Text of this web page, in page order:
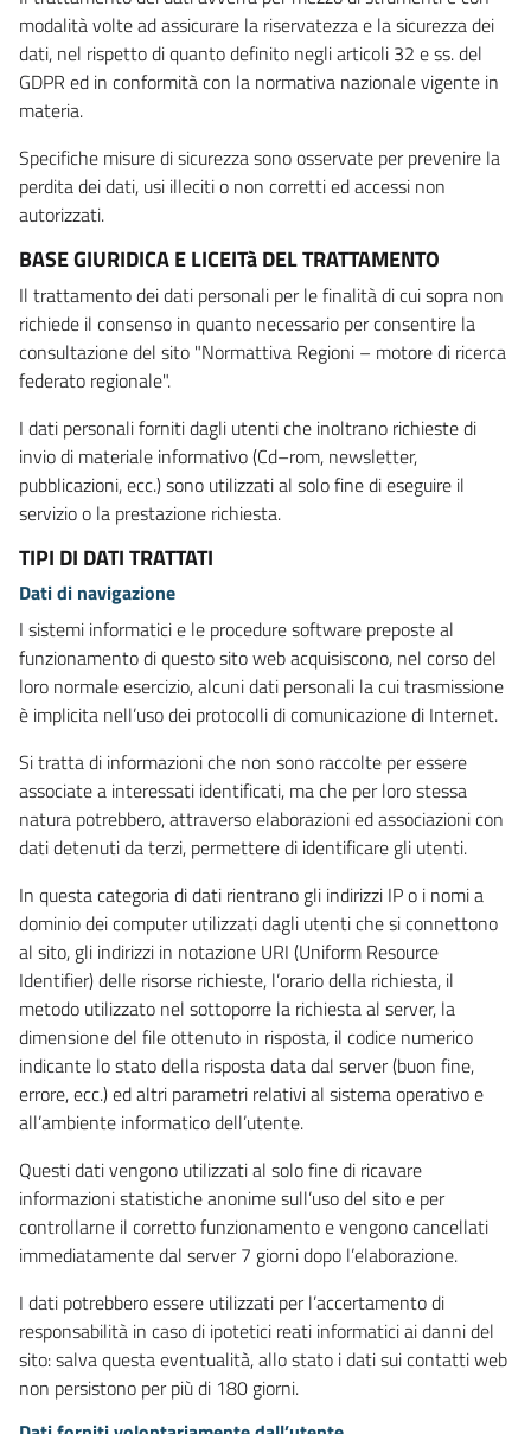
modalità volte ad assicurare la riservatezza e la sicurezza dei
dati, nel rispetto di quanto definito negli articoli 32 e ss. del
GDPR ed in conformità con la normativa nazionale vigente in
materia.
Specifiche misure di sicurezza sono osservate per prevenire la
perdita dei dati, usi illeciti o non corretti ed accessi non
autorizzati.
BASE GIURIDICA E LICEITà DEL TRATTAMENTO
Il trattamento dei dati personali per le finalità di cui sopra non
richiede il consenso in quanto necessario per consentire la
consultazione del sito "Normattiva Regioni – motore di ricerca
federato regionale".
I dati personali forniti dagli utenti che inoltrano richieste di
invio di materiale informativo (Cd–rom, newsletter,
pubblicazioni, ecc.) sono utilizzati al solo fine di eseguire il
servizio o la prestazione richiesta.
TIPI DI DATI TRATTATI
Dati di navigazione
I sistemi informatici e le procedure software preposte al
funzionamento di questo sito web acquisiscono, nel corso del
loro normale esercizio, alcuni dati personali la cui trasmissione
è implicita nell’uso dei protocolli di comunicazione di Internet.
Si tratta di informazioni che non sono raccolte per essere
associate a interessati identificati, ma che per loro stessa
natura potrebbero, attraverso elaborazioni ed associazioni con
dati detenuti da terzi, permettere di identificare gli utenti.
In questa categoria di dati rientrano gli indirizzi IP o i nomi a
dominio dei computer utilizzati dagli utenti che si connettono
al sito, gli indirizzi in notazione URI (Uniform Resource
Identifier) delle risorse richieste, l’orario della richiesta, il
metodo utilizzato nel sottoporre la richiesta al server, la
dimensione del file ottenuto in risposta, il codice numerico
indicante lo stato della risposta data dal server (buon fine,
errore, ecc.) ed altri parametri relativi al sistema operativo e
all’ambiente informatico dell’utente.
Questi dati vengono utilizzati al solo fine di ricavare
informazioni statistiche anonime sull’uso del sito e per
controllarne il corretto funzionamento e vengono cancellati
immediatamente dal server 7 giorni dopo l’elaborazione.
I dati potrebbero essere utilizzati per l’accertamento di
responsabilità in caso di ipotetici reati informatici ai danni del
sito: salva questa eventualità, allo stato i dati sui contatti web
non persistono per più di 180 giorni.